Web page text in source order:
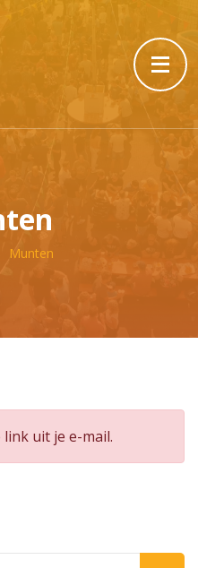
Munten
uit je e-mail.